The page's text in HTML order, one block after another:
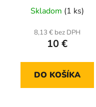
Skladom (1 ks)
8,13 € bez DPH
10 €
DO KOŠÍKA